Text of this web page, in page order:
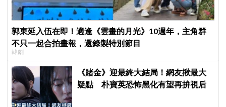
郭東延入伍在即！適逢《雲畫的月光》10週年，主角群
不只一起合拍畫報，還錄製特別節目
韓劇
《賭金》迎最終大結局！網友揪最大
疑點 朴寶英恐怖黑化有望再拚視后